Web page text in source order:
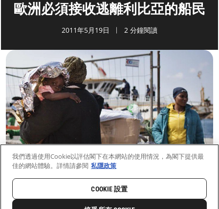
歐洲必須接收逃離利比亞的船民
2011年5月19日 2 分鐘閱讀
首頁最新動向前線新聞與故事
我們透過使用Cookie以評估閣下在本網站的使用情況，為閣下提供最
佳的網站體驗。詳情請參閱 私隱政策
COOKIE 設置